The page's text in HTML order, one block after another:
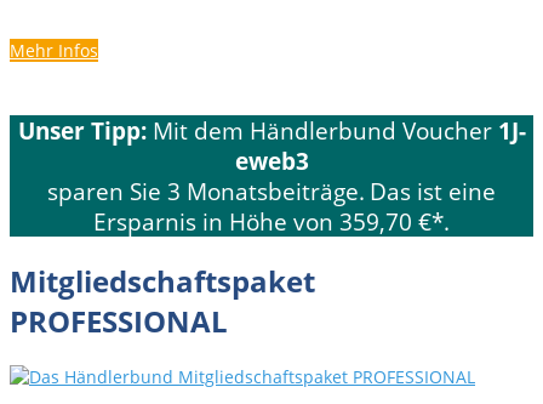
Mehr Infos
Unser Tipp:Mit dem Händlerbund Voucher 1J-
eweb3
sparen Sie 3 Monatsbeiträge. Das ist eine
Ersparnis in Höhe von 359,70 €*.
Mitgliedschaftspaket
PROFESSIONAL